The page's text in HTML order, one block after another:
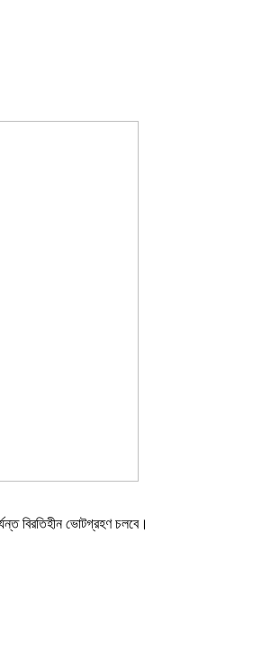
বিরতিহীন ভোটগ্রহণ চলবে।